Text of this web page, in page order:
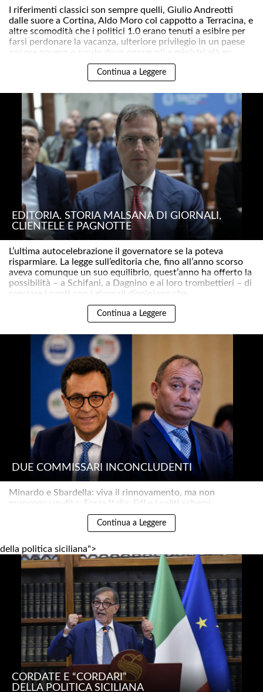
I riferimenti classici son sempre quelli, Giulio Andreotti
dalle suore a Cortina, Aldo Moro col cappotto a Terracina, e
altre scomodità che i politici 1.0 erano tenuti a esibire per
farsi perdonare la vacanza, ulteriore privilegio in un paese
ancora povero e rurale dove onorevoli e ministri già go..
Continua a Leggere
EDITORIA. STORIA MALSANA DI GIORNALI,
CLIENTELE E PAGNOTTE
L’ultima autocelebrazione il governatore se la poteva
risparmiare. La legge sull’editoria che, fino all’anno scorso
aveva comunque un suo equilibrio, quest’anno ha offerto la
possibilità – a Schifani, a Dagnino e ai loro trombettieri – di
regolare i conti con i giornali d’opinione che..
Continua a Leggere
DUE COMMISSARI INCONCLUDENTI
Minardo e Sbardella: viva il rinnovamento, ma non
muovono un dito. Forza Italia, FdI e i soliti schemi..
Continua a Leggere
della politica siciliana">
CORDATE E “CORDARI”
DELLA POLITICA SICILIANA